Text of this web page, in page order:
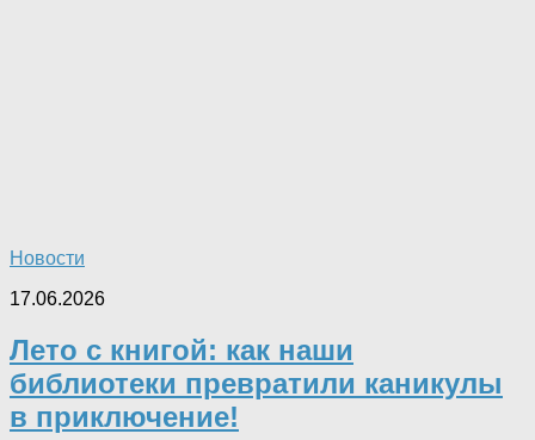
Новости
17.06.2026
Лето с книгой: как наши
библиотеки превратили каникулы
в приключение!